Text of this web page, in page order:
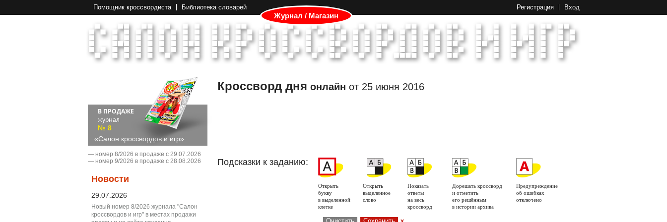
Помощник кроссвордиста Библиотека словарей
Журнал / Магазин
Регистрация Вход
В ПРОДАЖЕ
журнал
№ 8
«Салон кроссвордов и игр»
― номер 8/2026 в продаже с 29.07.2026
― номер 9/2026 в продаже с 28.08.2026
Новости
29.07.2026
Новый номер 8/2026 журнала "Салон
кроссвордов и игр" в местах продажи
Кроссворд дня онлайн от 25 июня 2016
Подсказки к заданию:
Открыть
букву
в выделенной
клетке
Открыть
выделенное
слово
Показать
ответы
на весь
кроссворд
Дорешать кроссворд
и отметить
его решённым
в истории архива
Предупреждение
об ошибках
отключено